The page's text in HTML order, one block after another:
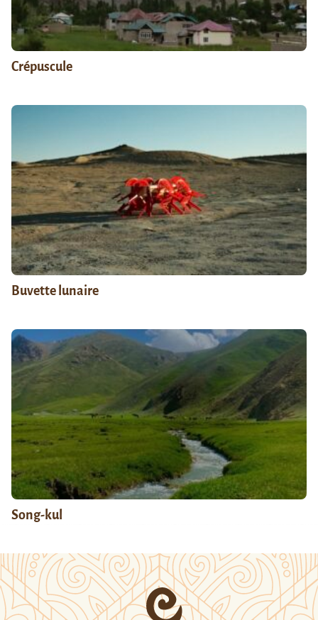
Crépuscule
Buvette lunaire
Song-kul